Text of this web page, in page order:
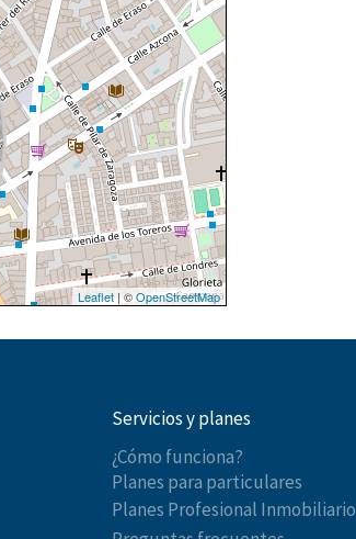
Leaflet| ©OpenStreetMap
Servicios y planes
¿Cómo funciona?
Planes para particulares
Planes Profesional Inmobiliario